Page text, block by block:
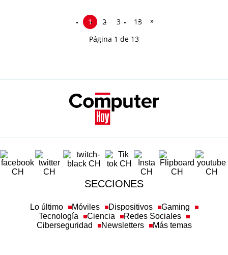
1 2 3 13
»
Página 1 de 13
SECCIONES
Lo último Móviles Dispositivos
Gaming
Tecnología
Ciencia
Redes Sociales
Ciberseguridad
Newsletters Más temas